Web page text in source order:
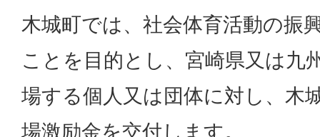
木城町では、社会体育活動の振
ことを目的とし、宮崎県又は九
場する個人又は団体に対し、木
場激励金を交付します。